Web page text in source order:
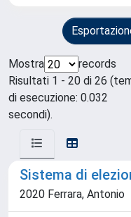
Mostra
records
Risultati 1 - 20 di 26
di esecuzione: 0.032
secondi).
Sistema di
2020 Ferrara, Antonio